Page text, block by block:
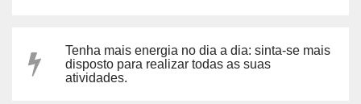
Tenha mais energia no dia a dia: sinta-se mais
disposto para realizar todas as suas
atividades.